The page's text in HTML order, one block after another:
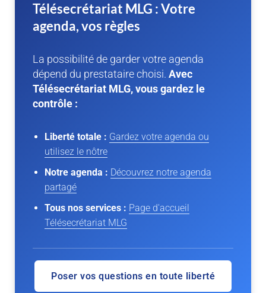
Télésecrétariat MLG : Votre
agenda, vos règles
La possibilité de garder votre agenda
dépend du prestataire choisi. Avec
Télésecrétariat MLG, vous gardez le
contrôle :
Liberté totale : Gardez votre agenda ou
utilisez le nôtre
Notre agenda : Découvrez notre agenda
partagé
Tous nos services : Page d'accueil
Télésecrétariat MLG
Poser vos questions en toute liberté